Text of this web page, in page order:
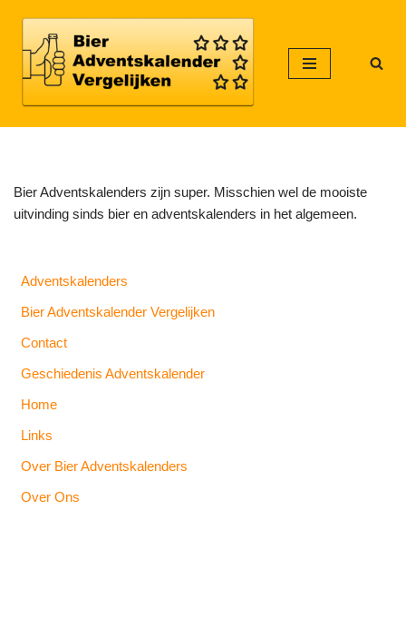
Meteen
naar
Bier Adventskalenders zijn super. Misschien wel de mooiste
uitvinding sinds bier en adventskalenders in het algemeen.
Adventskalenders
Bier Adventskalender Vergelijken
Contact
Geschiedenis Adventskalender
Home
Links
Over Bier Adventskalenders
Over Ons